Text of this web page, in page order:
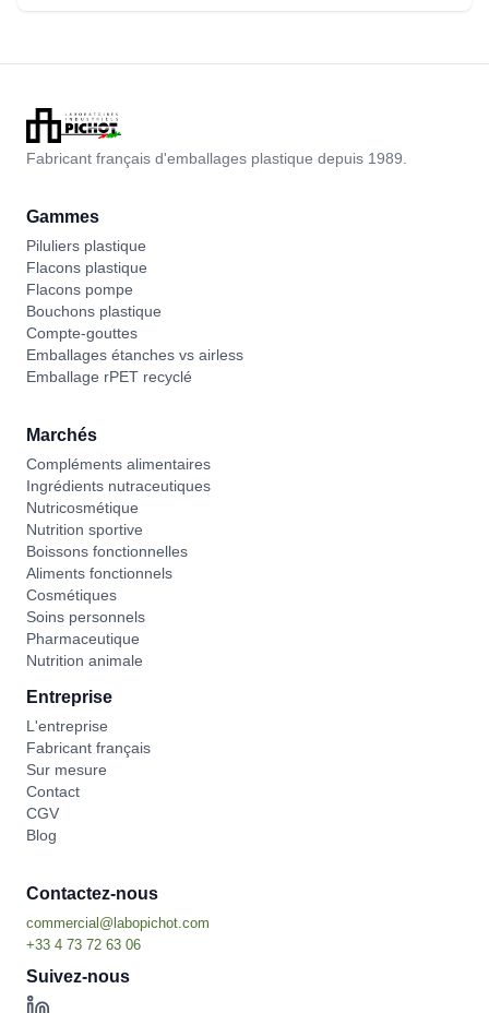
Fabricant français d'emballages plastique depuis 1989.
Gammes
Piluliers plastique
Flacons plastique
Flacons pompe
Bouchons plastique
Compte-gouttes
Emballages étanches vs airless
Emballage rPET recyclé
Marchés
Compléments alimentaires
Ingrédients nutraceutiques
Nutricosmétique
Nutrition sportive
Boissons fonctionnelles
Aliments fonctionnels
Cosmétiques
Soins personnels
Pharmaceutique
Nutrition animale
Entreprise
L'entreprise
Fabricant français
Sur mesure
Contact
CGV
Blog
Contactez-nous
Suivez-nous